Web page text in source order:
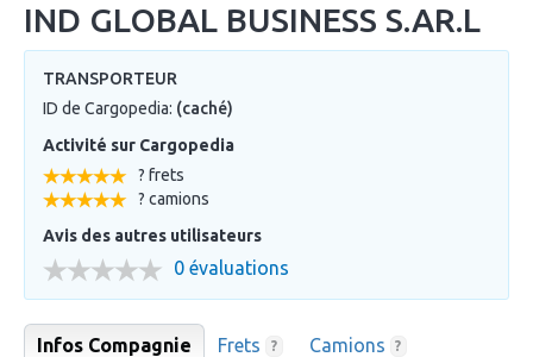
IND GLOBAL BUSINESS S.AR.L
TRANSPORTEUR
ID de Cargopedia: (caché)
Activité sur Cargopedia
? frets
? camions
Avis des autres utilisateurs
0 évaluations
Infos Compagnie Frets ? Camions ?